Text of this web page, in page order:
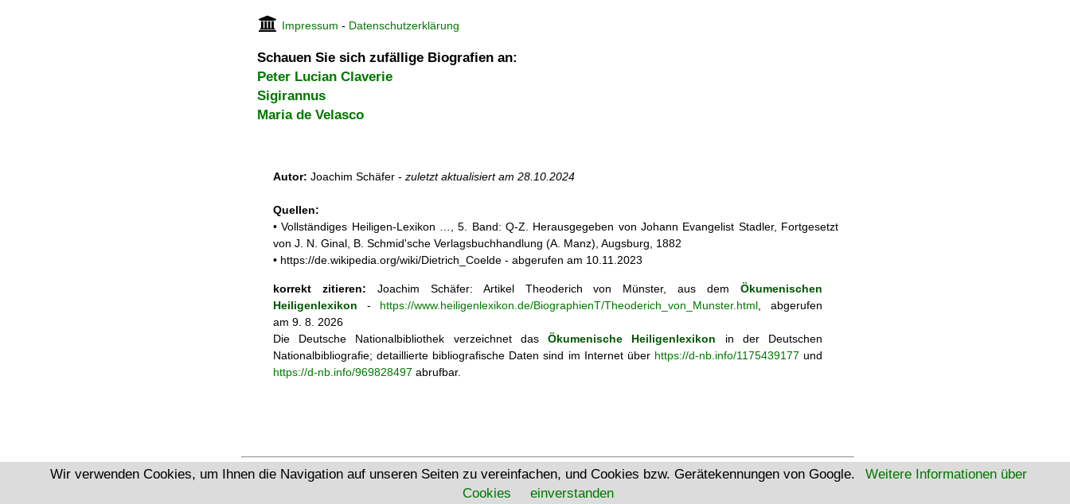
Impressum - Datenschutzerklärung
Schauen Sie sich zufällige Biografien an:
Peter Lucian Claverie
Sigirannus
Maria de Velasco
Autor: Joachim Schäfer - zuletzt aktualisiert am 28.10.2024
Quellen:
• Vollständiges Heiligen-Lexikon …, 5. Band: Q-Z. Herausgegeben von Johann Evangelist Stadler, Fortgesetzt
von J. N. Ginal, B. Schmid'sche Verlagsbuchhandlung (A. Manz), Augsburg, 1882
• https://de.wikipedia.org/wiki/Dietrich_Coelde - abgerufen am 10.11.2023
korrekt zitieren: Joachim Schäfer: Artikel Theoderich von Münster, aus demÖkumenischen
Heiligenlexikon - https://www.heiligenlexikon.de/BiographienT/Theoderich_von_Munster.html , abgerufen
am 9. 8. 2026
Die Deutsche Nationalbibliothek verzeichnet dasÖkumenische Heiligenlexikon in der Deutschen
Nationalbibliografie; detaillierte bibliografische Daten sind im Internet über https://d-nb.info/1175439177 und
https://d-nb.info/969828497 abrufbar.
Ökumenisches Heiligenlexikon
Wir verwenden Cookies, um Ihnen die Navigation auf unseren Seiten zu vereinfachen, und Cookies bzw. Gerätekennungen von Google.
Weitere Informationen über
Cookies
einverstanden